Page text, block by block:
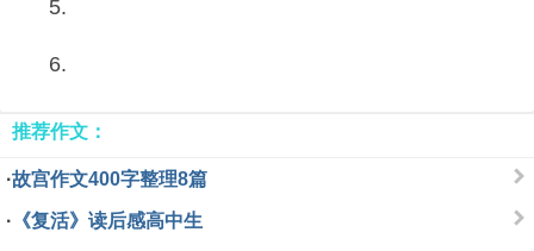
5.
6.
推荐作文：
·故宫作文400字整理8篇
· 《复活》读后感高中生